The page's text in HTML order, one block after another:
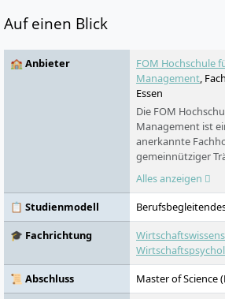
Auf einen Blick
🏫 Anbieter
FOM Hochschule
Management,
Essen
Die FOM
Management ist
anerkannte
gemeinnütziger
Essen. Sie richtet
Berufstätige,
Studierende. Das
breites
Hochschulzentren
Alles anzeigen
📋 Studienmodell
🎓 Fachrichtung
📜 Abschluss
Master of Science